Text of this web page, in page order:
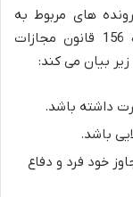
های مربوط به
درگیری، استناد به دفاع مشروع است. ماده 156 قانون مجازات
بیان می کند:
داشته باشد.
باشد.
خود فرد و دفاع